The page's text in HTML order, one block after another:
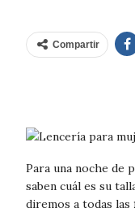
Compartir
Para una noche de
saben cuál es su
diremos a todas las